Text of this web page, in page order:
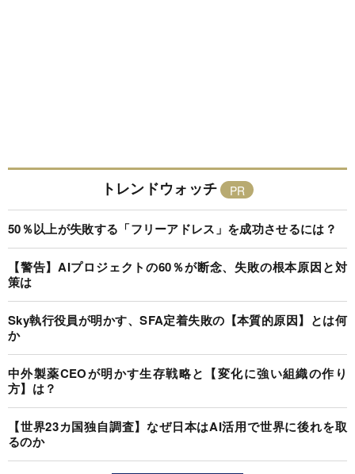
トレンドウォッチ
50％以上が失敗する「フリーアドレス」を成功させるには？
【警告】AIプロジェクトの60％が断念、失敗の根本原因と対
策は
Sky執行役員が明かす、SFA定着失敗の【本質的原因】とは何
か
中外製薬CEOが明かす生存戦略と【変化に強い組織の作り
方】は？
【世界23カ国独自調査】なぜ日本はAI活用で世界に後れを取
るのか